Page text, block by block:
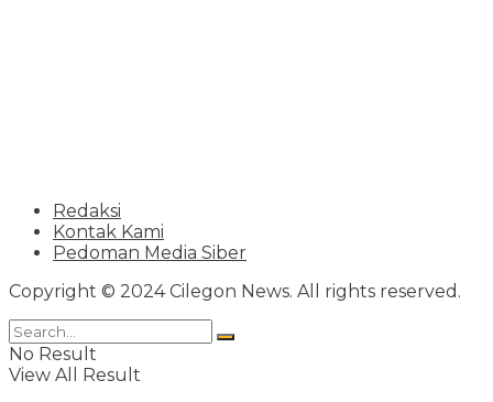
Redaksi
Kontak Kami
Pedoman Media Siber
Copyright © 2024 Cilegon News. All rights reserved.
No Result
View All Result